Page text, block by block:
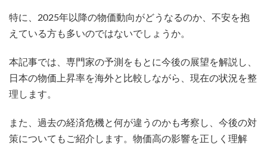
特に、2025年以降の物価動向がどうなるのか、不安を抱
えている方も多いのではないでしょうか。
本記事では、専門家の予測をもとに今後の展望を解説し、
日本の物価上昇率を海外と比較しながら、現在の状況を整
理します。
また、過去の経済危機と何が違うのかも考察し、今後の対
策についてもご紹介します。物価高の影響を正しく理解